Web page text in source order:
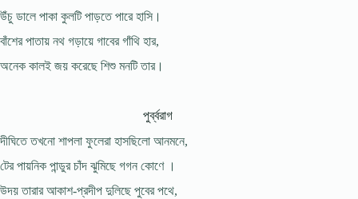
উঁচু ডালে পাকা কুলটি পাড়তে পারে হাসি।
বাঁশের পাতায় নথ গড়ায়ে গাবের গাঁথি হার,
অনেক কালই জয় করেছে শিশু মনটি তার।
পুর্ব্বরাগ
দীঘিতে তখনো শাপলা ফুলেরা হাসছিলো আনমনে,
টের পায়নিক পান্ডুর চাঁদ ঝুমিছে গগন কোণে ।
উদয় তারার আকাশ-প্রদীপ দুলিছে পুবের পথে,